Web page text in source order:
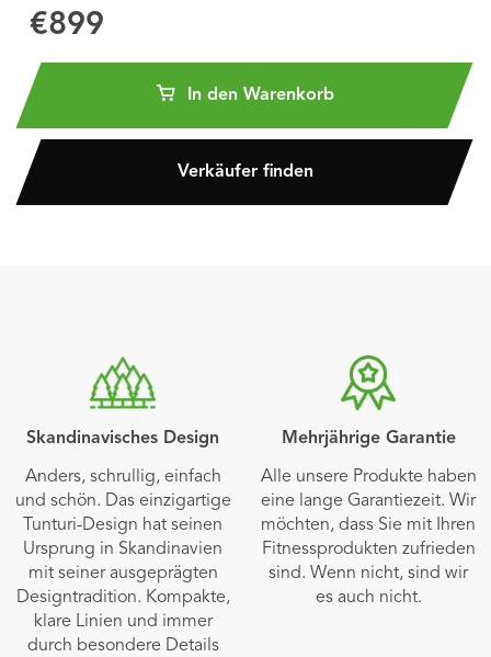
€899
In den Warenkorb
Verkäufer finden
Skandinavisches Design
Anders, schrullig, einfach
und schön. Das einzigartige
Tunturi-Design hat seinen
Ursprung in Skandinavien
mit seiner ausgeprägten
Designtradition. Kompakte,
klare Linien und immer
durch besondere Details
Mehrjährige Garantie
Alle unsere Produkte haben
eine lange Garantiezeit. Wir
möchten, dass Sie mit Ihren
Fitnessprodukten zufrieden
sind. Wenn nicht, sind wir
es auch nicht.